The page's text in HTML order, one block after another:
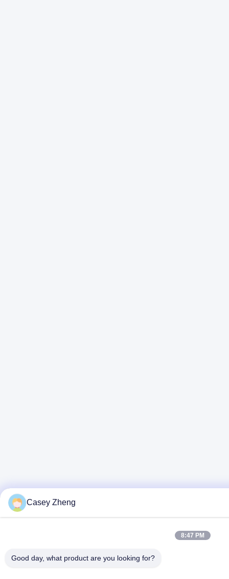
Casey Zheng
8:47 PM
Good day, what product are you looking for?